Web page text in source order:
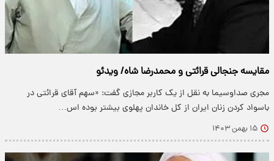
مقایسه جنجالی قرائتی و محمدرضا شاه/ ویدئو
مجری صداوسیما به نقل از یک کاربر مجازی گفت: «سهم آقای قرائتی در
باسواد کردن زنان ایران از کل خاندان پهلوی بیشتر بوده اس…
۱۵ بهمن ۱۴۰۳